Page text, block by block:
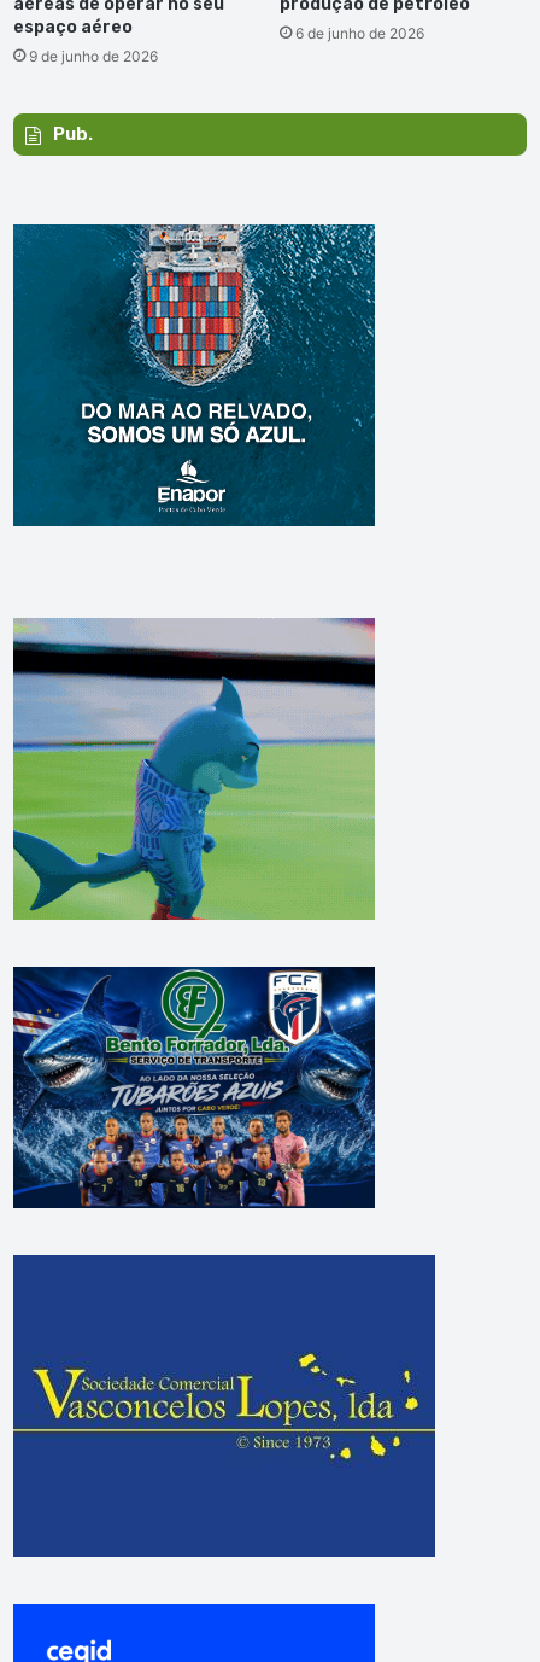
aéreas de operar no seu
espaço aéreo
9 de junho de 2026
produção de petróleo
6 de junho de 2026
Pub.